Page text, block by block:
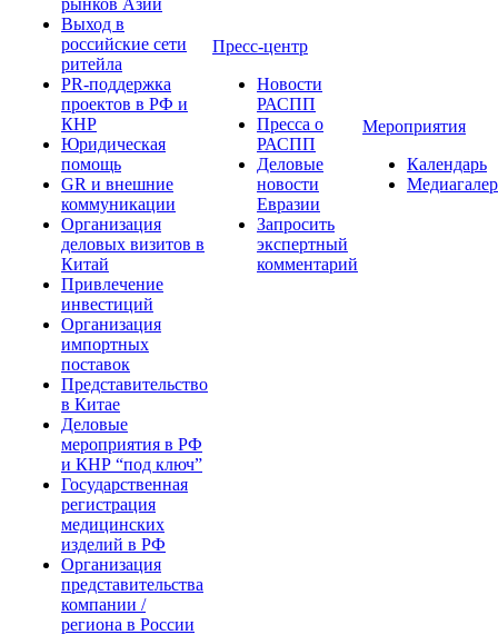
рынков Азии
Выход в
российские сети
ритейла
PR-поддержка
проектов в РФ и
КНР
Юридическая
помощь
GR и внешние
коммуникации
Организация
деловых визитов в
Китай
Привлечение
инвестиций
Организация
импортных
поставок
Представительство
в Китае
Деловые
мероприятия в РФ
и КНР “под ключ”
Государственная
регистрация
медицинских
изделий в РФ
Организация
представительства
компании /
региона в России
Пресс-центр
Новости
РАСПП
Пресса о
РАСПП
Деловые
новости
Евразии
Запросить
экспертный
комментарий
Мероприятия
Календарь